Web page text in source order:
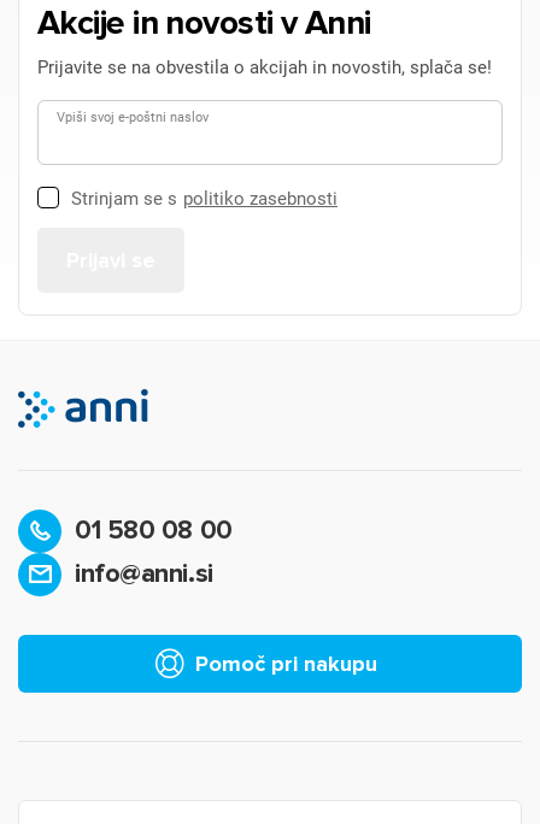
Akcije in novosti v Anni
Prijavite se na obvestila o akcijah in novostih, splača se!
Vpiši svoj e-poštni naslov
Strinjam se s politiko zasebnosti
01 580 08 00
info@anni.si
Pomoč pri nakupu